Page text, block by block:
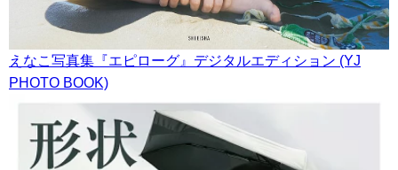
えなこ写真集『エピローグ』デジタルエディション (YJ
PHOTO BOOK)